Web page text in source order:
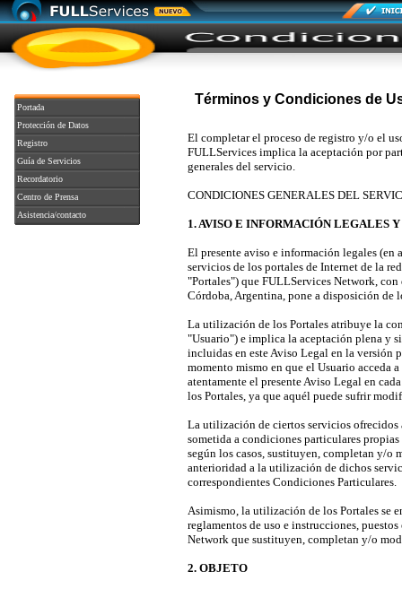
Portada
Protección de Datos
Registro
Guía de Servicios
Recordatorio
Centro de Prensa
Asistencia/contacto
Términos y Condiciones de
El completar el proceso de registro y/o el
FULLServices implica la aceptación por
generales del servicio.
CONDICIONES GENERALES DEL
1. AVISO E INFORMACIÓN LEGALES
El presente aviso e información legales
servicios de los portales de Internet de la
"Portales") que FULLServices Network,
Córdoba, Argentina, pone a disposición de
La utilización de los Portales atribuye la
"Usuario") e implica la aceptación plena y
incluidas en este Aviso Legal en la versión
momento mismo en que el Usuario acceda
atentamente el presente Aviso Legal en
los Portales, ya que aquél puede sufrir
La utilización de ciertos servicios ofrecidos
sometida a condiciones particulares
según los casos, sustituyen, completan y/o
anterioridad a la utilización de dichos
correspondientes Condiciones Particulares.
Asimismo, la utilización de los Portales se
reglamentos de uso e instrucciones,
Network que sustituyen, completan y/o
2. OBJETO